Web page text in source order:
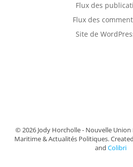
Flux des
Flux des
Site de
© 2026 Jody Horcholle - Nouvelle Union
Maritime & Actualités Politiques.
and Colibri